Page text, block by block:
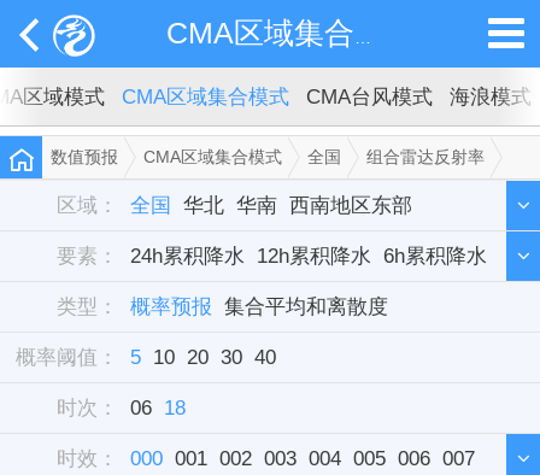
区域模式 CMA区域集合模式 CMA台风模式 海浪模式
数值预报 CMA区域集合模式 全国 组合雷达反射率
概率预报 5
区域： 全国 华北 华南 西南地区东部
西北地区东部 东北 华中 西藏 新疆
华东
要素： 24h累积降水 12h累积降水 6h累积降水
3h累积降水 组合雷达反射率
对流有效位能cape
0-3公里垂直切变
类型： 概率预报 集合平均和离散度
概率阈值： 5 10 20 30 40
时次： 06 18
时效： 000 001 002 003 004 005 006 007